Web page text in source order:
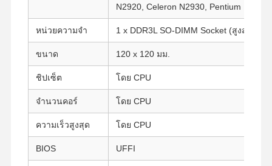
N2920, Celeron N2930, Pentium N3540.
หน่วยความจำ 1 x DDR3L SO-DIMM Socket (สูงสุด
ขนาด 120 x 120 มม.
ชิปเซ็ต โดย CPU
จำนวนคอร์ โดย CPU
ความเร็วสูงสุด โดย CPU
BIOS UFFI